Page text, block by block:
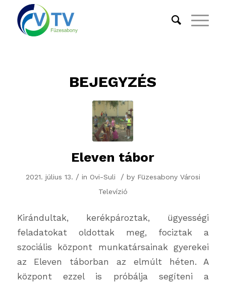
BEJEGYZÉS
Eleven tábor
2021. július 13. / in Ovi-Suli / by Füzesabony Városi
Televízió
Kirándultak, kerékpároztak, ügyességi
feladatokat oldottak meg, fociztak a
szociális központ munkatársainak gyerekei
az Eleven táborban az elmúlt héten. A
központ ezzel is próbálja segíteni a